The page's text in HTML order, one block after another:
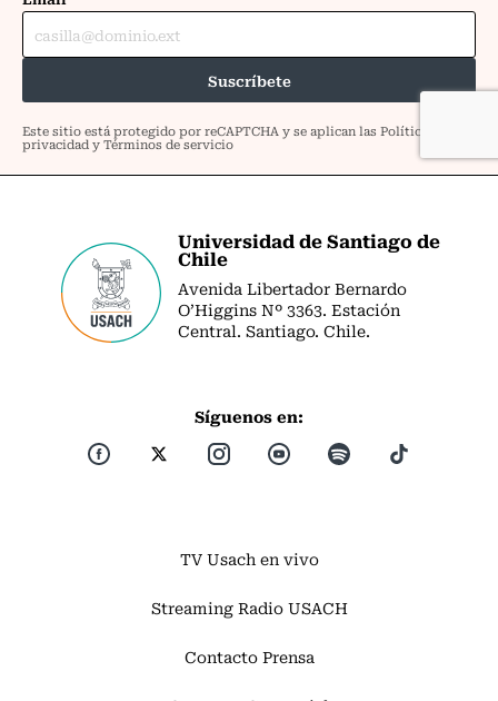
Universidad de Santiago de
Chile
Avenida Libertador Bernardo
O’Higgins Nº 3363. Estación
Central. Santiago. Chile.
Síguenos en:
TV Usach en vivo
Streaming Radio USACH
Contacto Prensa